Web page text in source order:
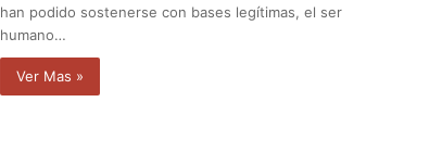
han podido sostenerse con bases legítimas, el ser
humano…
Ver Mas »